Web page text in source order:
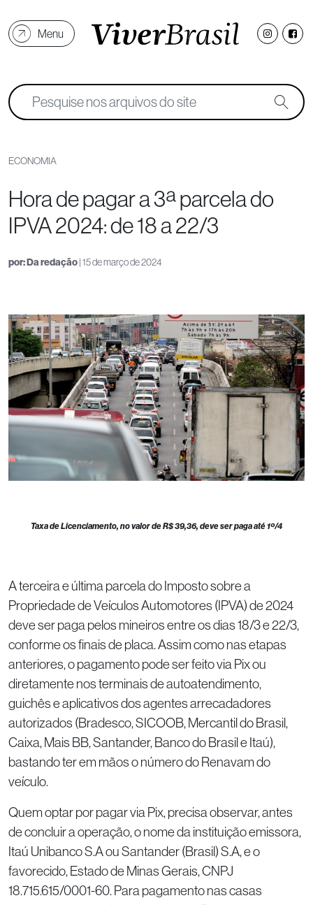
Menu
ECONOMIA
Hora de pagar a 3ª parcela do
IPVA 2024: de 18 a 22/3
por:Da redação| 15 de março de 2024
Taxa de Licenciamento, no valor de R$ 39,36, deve ser paga até 1º/4
A terceira e última parcela do Imposto sobre a
Propriedade de Veículos Automotores (IPVA) de 2024
deve ser paga pelos mineiros entre os dias 18/3 e 22/3,
conforme os finais de placa. Assim como nas etapas
anteriores, o pagamento pode ser feito via Pix ou
diretamente nos terminais de autoatendimento,
guichês e aplicativos dos agentes arrecadadores
autorizados (Bradesco, SICOOB, Mercantil do Brasil,
Caixa, Mais BB, Santander, Banco do Brasil e Itaú),
bastando ter em mãos o número do Renavam do
veículo.
Quem optar por pagar via Pix, precisa observar, antes
de concluir a operação, o nome da instituição emissora,
Itaú Unibanco S.A ou Santander (Brasil) S.A, e o
favorecido, Estado de Minas Gerais, CNPJ
18.715.615/0001-60. Para pagamento nas casas